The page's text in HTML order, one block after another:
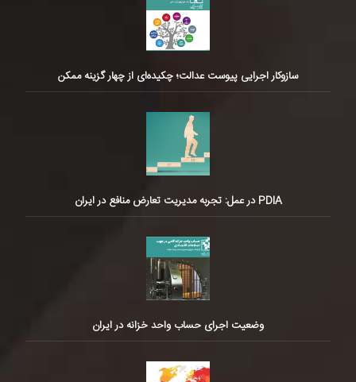
سازوکار اجرایی پیوست عدالت؛ چکیده‌ای از چهار گزینه ممکن
PDIA در عمل: تجربه مدیریت تعارض منافع در ایران
وضعیت اجرای حساب واحد خزانه در ایران